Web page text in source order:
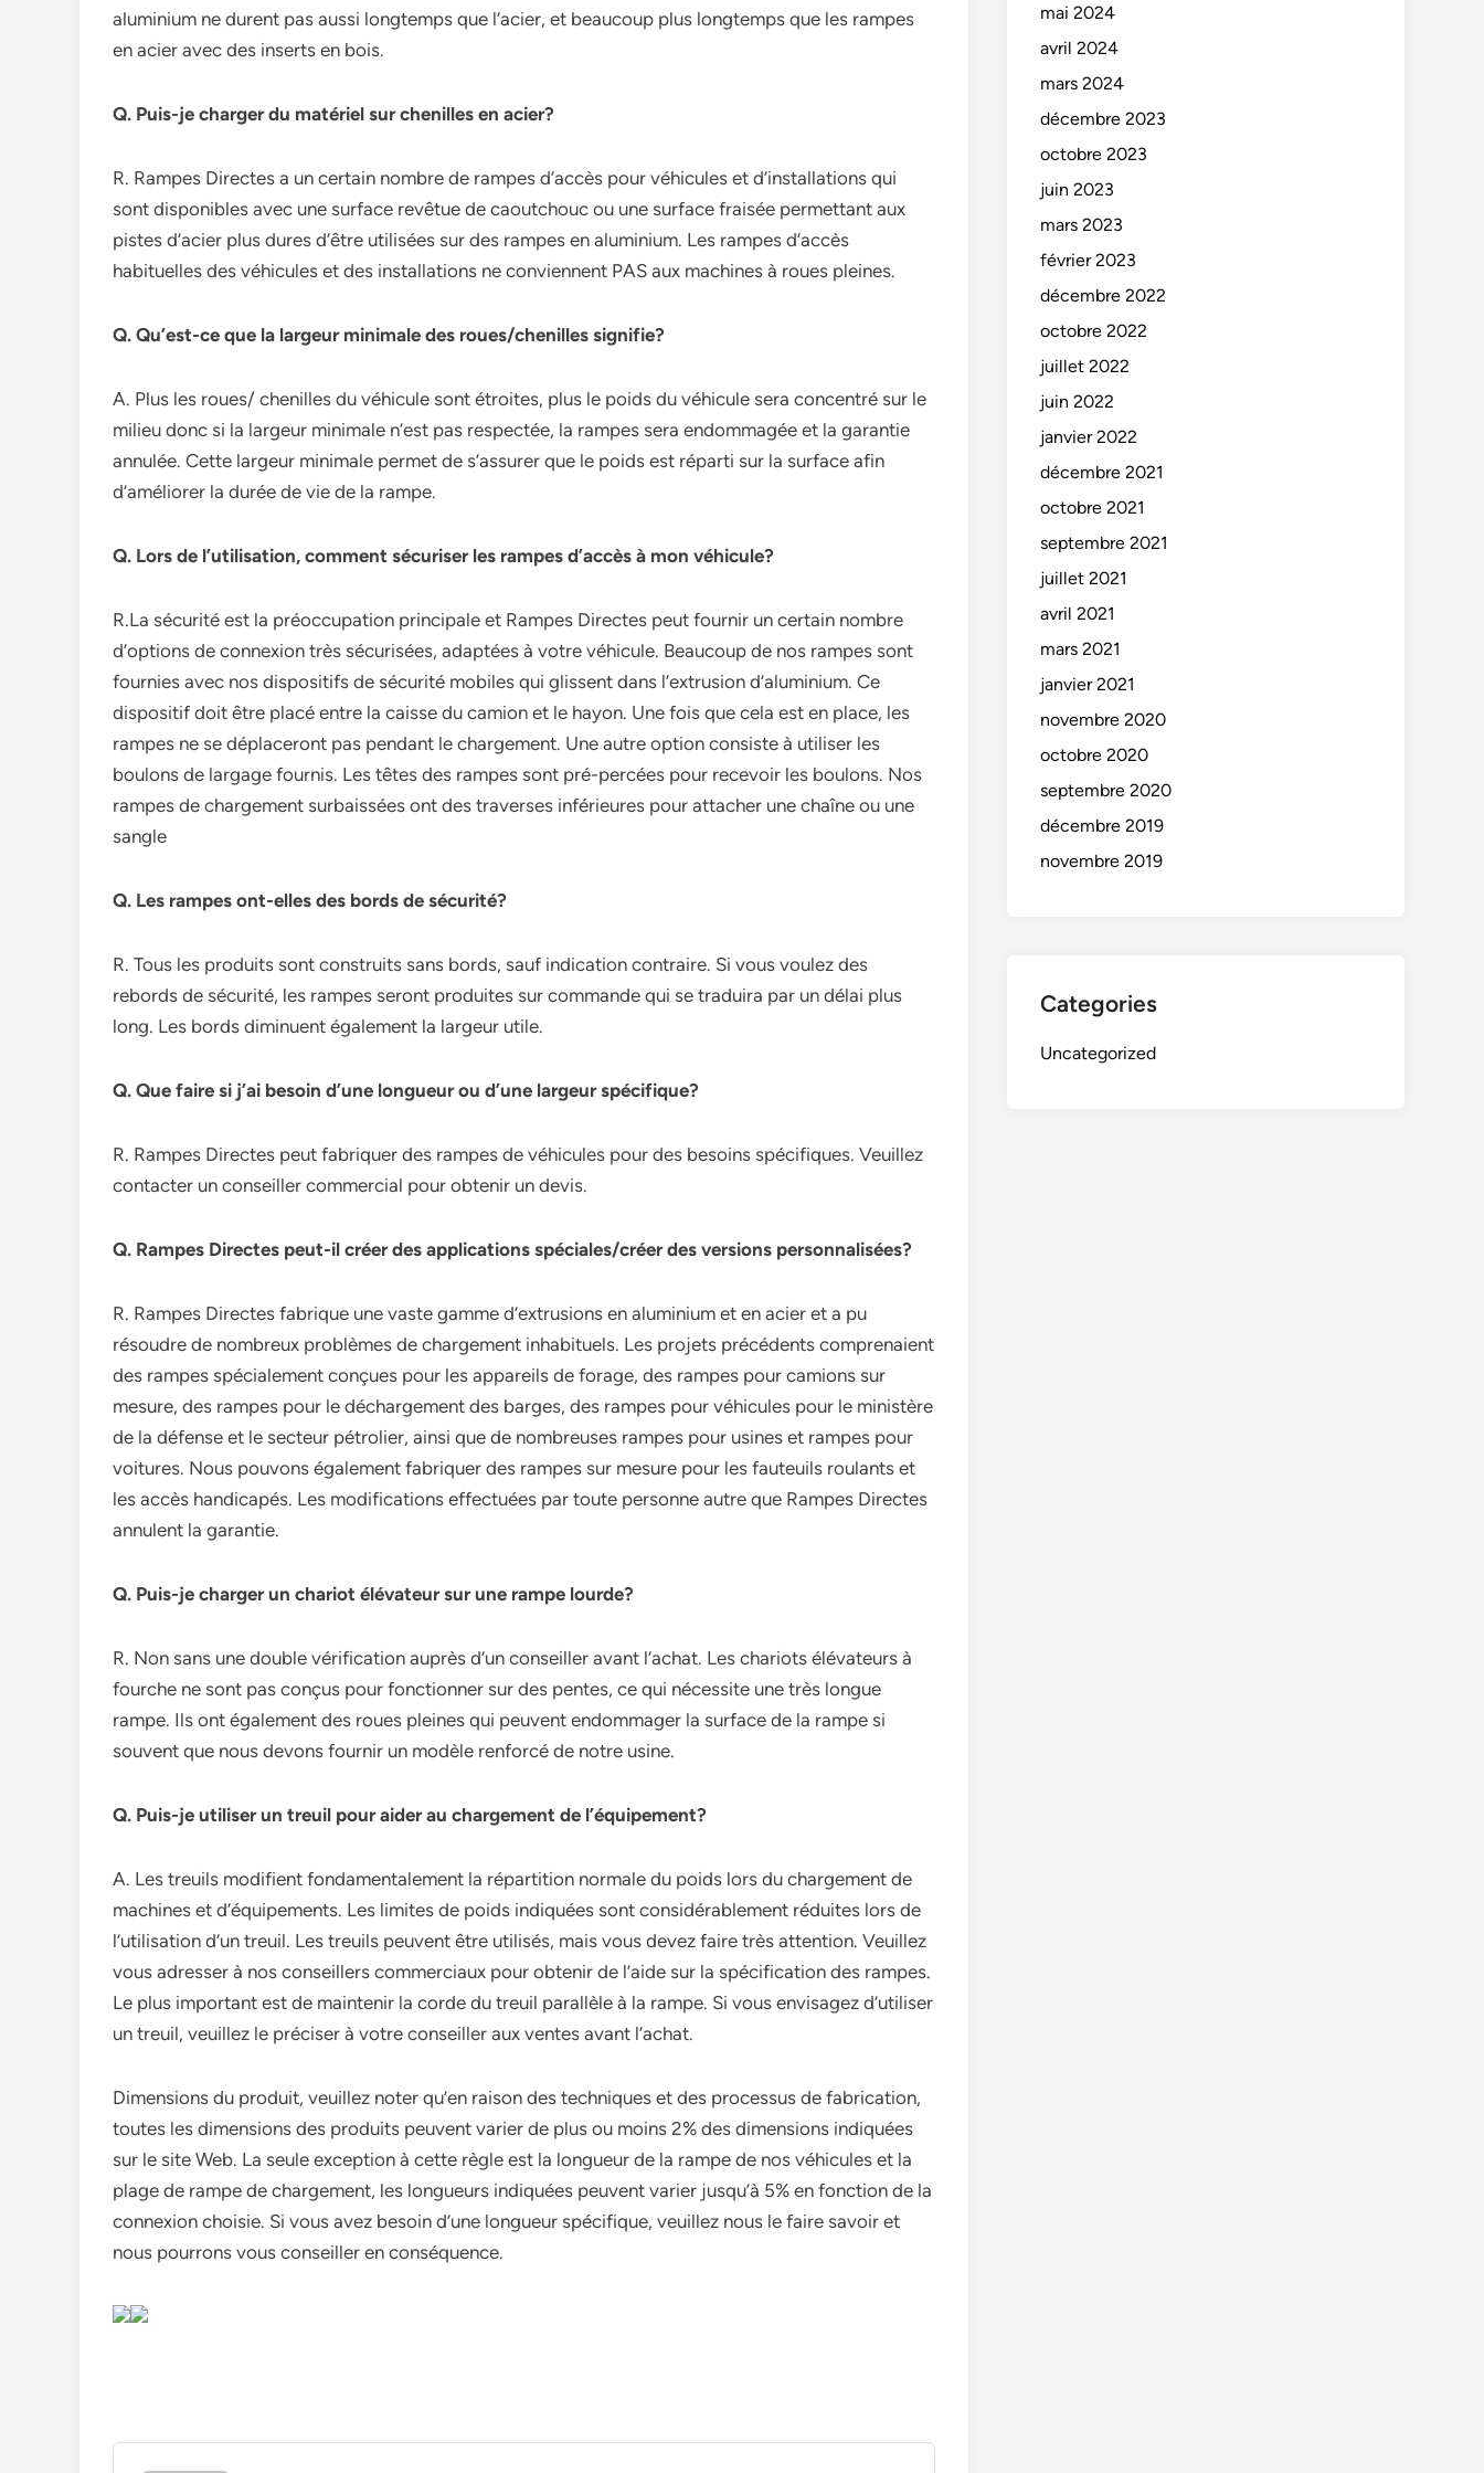
aluminium ne durent pas aussi longtemps que l’acier, et beaucoup plus longtemps que les rampes
en acier avec des inserts en bois.
Q. Puis-je charger du matériel sur chenilles en acier?
R. Rampes Directes a un certain nombre de rampes d’accès pour véhicules et d’installations qui
sont disponibles avec une surface revêtue de caoutchouc ou une surface fraisée permettant aux
pistes d’acier plus dures d’être utilisées sur des rampes en aluminium. Les rampes d’accès
habituelles des véhicules et des installations ne conviennent PAS aux machines à roues pleines.
Q. Qu’est-ce que la largeur minimale des roues/chenilles signifie?
A. Plus les roues/ chenilles du véhicule sont étroites, plus le poids du véhicule sera concentré sur le
milieu donc si la largeur minimale n’est pas respectée, la rampes sera endommagée et la garantie
annulée. Cette largeur minimale permet de s’assurer que le poids est réparti sur la surface afin
d’améliorer la durée de vie de la rampe.
Q. Lors de l’utilisation, comment sécuriser les rampes d’accès à mon véhicule?
R.La sécurité est la préoccupation principale et Rampes Directes peut fournir un certain nombre
d’options de connexion très sécurisées, adaptées à votre véhicule. Beaucoup de nos rampes sont
fournies avec nos dispositifs de sécurité mobiles qui glissent dans l’extrusion d’aluminium. Ce
dispositif doit être placé entre la caisse du camion et le hayon. Une fois que cela est en place, les
rampes ne se déplaceront pas pendant le chargement. Une autre option consiste à utiliser les
boulons de largage fournis. Les têtes des rampes sont pré-percées pour recevoir les boulons. Nos
rampes de chargement surbaissées ont des traverses inférieures pour attacher une chaîne ou une
sangle
Q. Les rampes ont-elles des bords de sécurité?
R. Tous les produits sont construits sans bords, sauf indication contraire. Si vous voulez des
rebords de sécurité, les rampes seront produites sur commande qui se traduira par un délai plus
long. Les bords diminuent également la largeur utile.
Q. Que faire si j’ai besoin d’une longueur ou d’une largeur spécifique?
R. Rampes Directes peut fabriquer des rampes de véhicules pour des besoins spécifiques. Veuillez
contacter un conseiller commercial pour obtenir un devis.
Q. Rampes Directes peut-il créer des applications spéciales/créer des versions personnalisées?
R. Rampes Directes fabrique une vaste gamme d’extrusions en aluminium et en acier et a pu
résoudre de nombreux problèmes de chargement inhabituels. Les projets précédents comprenaient
des rampes spécialement conçues pour les appareils de forage, des rampes pour camions sur
mesure, des rampes pour le déchargement des barges, des rampes pour véhicules pour le ministère
de la défense et le secteur pétrolier, ainsi que de nombreuses rampes pour usines et rampes pour
voitures. Nous pouvons également fabriquer des rampes sur mesure pour les fauteuils roulants et
les accès handicapés. Les modifications effectuées par toute personne autre que Rampes Directes
annulent la garantie.
Q. Puis-je charger un chariot élévateur sur une rampe lourde?
R. Non sans une double vérification auprès d’un conseiller avant l’achat. Les chariots élévateurs à
fourche ne sont pas conçus pour fonctionner sur des pentes, ce qui nécessite une très longue
rampe. Ils ont également des roues pleines qui peuvent endommager la surface de la rampe si
souvent que nous devons fournir un modèle renforcé de notre usine.
Q. Puis-je utiliser un treuil pour aider au chargement de l’équipement?
A. Les treuils modifient fondamentalement la répartition normale du poids lors du chargement de
machines et d’équipements. Les limites de poids indiquées sont considérablement réduites lors de
l’utilisation d’un treuil. Les treuils peuvent être utilisés, mais vous devez faire très attention. Veuillez
vous adresser à nos conseillers commerciaux pour obtenir de l’aide sur la spécification des rampes.
Le plus important est de maintenir la corde du treuil parallèle à la rampe. Si vous envisagez d’utiliser
un treuil, veuillez le préciser à votre conseiller aux ventes avant l’achat.
Dimensions du produit, veuillez noter qu’en raison des techniques et des processus de fabrication,
toutes les dimensions des produits peuvent varier de plus ou moins 2% des dimensions indiquées
sur le site Web. La seule exception à cette règle est la longueur de la rampe de nos véhicules et la
plage de rampe de chargement, les longueurs indiquées peuvent varier jusqu’à 5% en fonction de la
connexion choisie. Si vous avez besoin d’une longueur spécifique, veuillez nous le faire savoir et
nous pourrons vous conseiller en conséquence.
mai 2024
avril 2024
mars 2024
décembre 2023
octobre 2023
juin 2023
mars 2023
février 2023
décembre 2022
octobre 2022
juillet 2022
juin 2022
janvier 2022
décembre 2021
octobre 2021
septembre 2021
juillet 2021
avril 2021
mars 2021
janvier 2021
novembre 2020
octobre 2020
septembre 2020
décembre 2019
novembre 2019
Categories
Uncategorized